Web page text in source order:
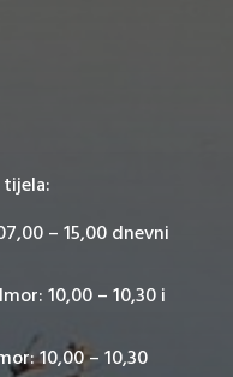
– 15,00 dnevni
10,00 – 10,30 i
10,00 – 10,30